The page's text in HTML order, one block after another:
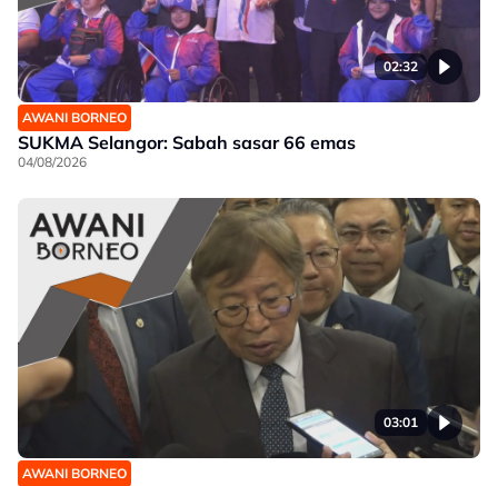
02:32
AWANI BORNEO
SUKMA Selangor: Sabah sasar 66 emas
04/08/2026
03:01
AWANI BORNEO